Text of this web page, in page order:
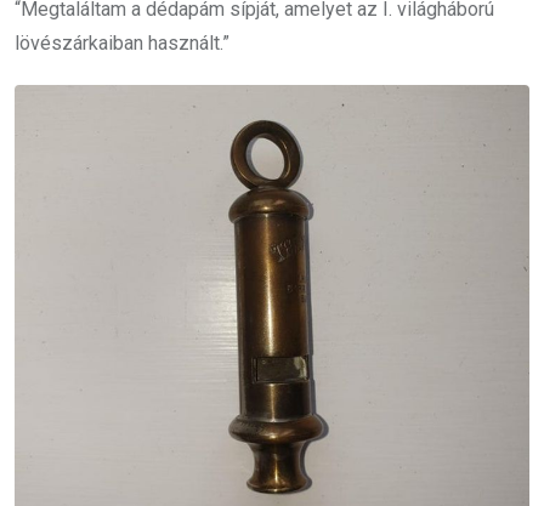
“Megtaláltam a dédapám sípját, amelyet az I. világháború
lövészárkaiban használt.”